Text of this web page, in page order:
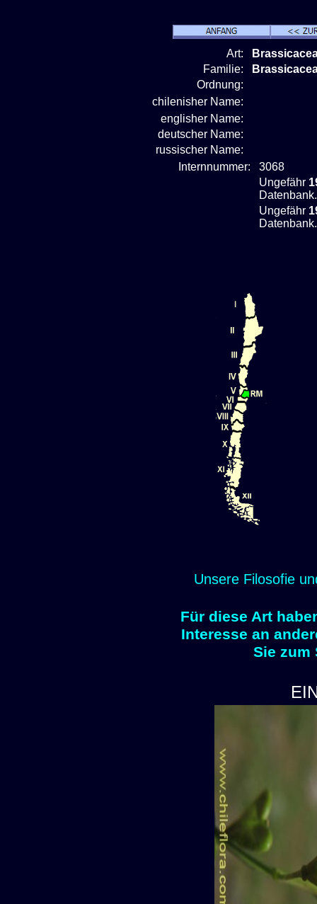
Art:
Familie:
Ordnung:
chilenisher Name:
englisher Name:
deutscher Name:
russischer Name:
Internnummer:
3068
Ungefähr
Datenbank.
Ungefähr
Datenbank.
Unsere Filosofie
Für diese Art
Interesse an
Sie zum